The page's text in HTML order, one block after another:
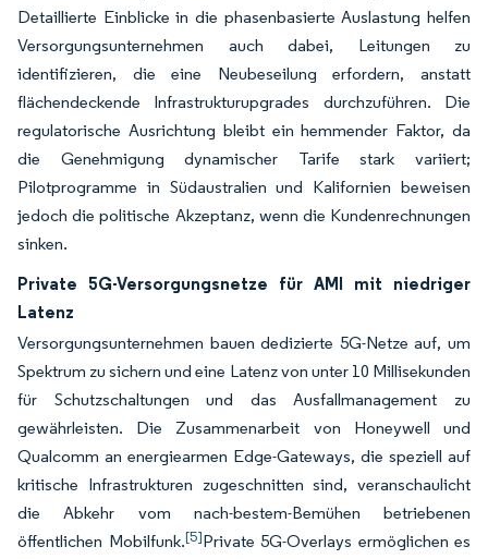
Detaillierte Einblicke in die phasenbasierte Auslastung helfen
Versorgungsunternehmen auch dabei, Leitungen zu
identifizieren, die eine Neubeseilung erfordern, anstatt
flächendeckende Infrastrukturupgrades durchzuführen. Die
regulatorische Ausrichtung bleibt ein hemmender Faktor, da
die Genehmigung dynamischer Tarife stark variiert;
Pilotprogramme in Südaustralien und Kalifornien beweisen
jedoch die politische Akzeptanz, wenn die Kundenrechnungen
sinken.
Private 5G-Versorgungsnetze für AMI mit niedriger
Latenz
Versorgungsunternehmen bauen dedizierte 5G-Netze auf, um
Spektrum zu sichern und eine Latenz von unter 10 Millisekunden
für Schutzschaltungen und das Ausfallmanagement zu
gewährleisten. Die Zusammenarbeit von Honeywell und
Qualcomm an energiearmen Edge-Gateways, die speziell auf
kritische Infrastrukturen zugeschnitten sind, veranschaulicht
die Abkehr vom nach-bestem-Bemühen betriebenen
öffentlichen Mobilfunk.[5]Private 5G-Overlays ermöglichen es